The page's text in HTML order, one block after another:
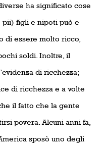
ha significato cose
pii) figli e nipoti può e
di essere molto ricco,
soldi. Inoltre, il
di ricchezza;
di ricchezza e a volte
il fatto che la gente
povera. Alcuni anni fa,
sposò uno degli